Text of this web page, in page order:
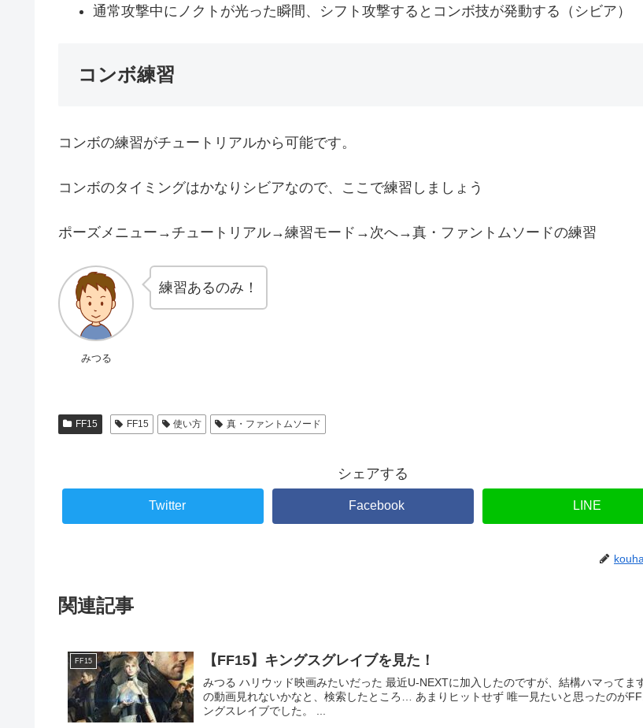
通常攻撃中にノクトが光った瞬間、シフト攻撃するとコンボ技が発動する（シビア）
コンボ練習
コンボの練習がチュートリアルから可能です。
コンボのタイミングはかなりシビアなので、ここで練習しましょう
ポーズメニュー→チュートリアル→練習モード→次へ→真・ファントムソードの練習
みつる
練習あるのみ！
FF15 FF15 使い方 真・ファントムソード
シェアする
Twitter Facebook LINE
関連記事
FF15 【FF15】キングスグレイブを見た！
みつる ハリウッド映画みたいだった 最近U-NEXTに加入したのですが、結構ハマってます。 FF
の動画見れないかなと、検索したところ… あまりヒットせず 唯一見たいと思ったのがFF15のキ